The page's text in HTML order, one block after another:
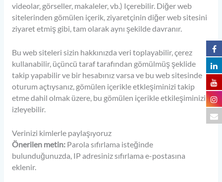
videolar, görseller, makaleler, vb.) Içerebilir. Diğer web
sitelerinden gömülen içerik, ziyaretçinin diğer web sitesini
ziyaret etmiş gibi, tam olarak aynı şekilde davranır.
Bu web siteleri sizin hakkınızda veri toplayabilir, çerez
kullanabilir, üçüncü taraf tarafından gömülmüş şeklide
takip yapabilir ve bir hesabınız varsa ve bu web sitesinde
oturum açtıysanız, gömülen içerikle etkleşiminizi takip
etme dahil olmak üzere, bu gömülen içerikle etkileşiminizi
izleyebilir.
Verinizi kimlerle paylaşıyoruz
Önerilen metin: Parola sıfırlama isteğinde
bulunduğunuzda, IP adresiniz sıfırlama e-postasına
eklenir.